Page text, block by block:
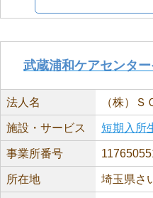
武蔵浦和ケアセンタ
法人名 （株）Ｓ
施設・サービス 短期入所
事業所番号
所在地 埼玉県さ